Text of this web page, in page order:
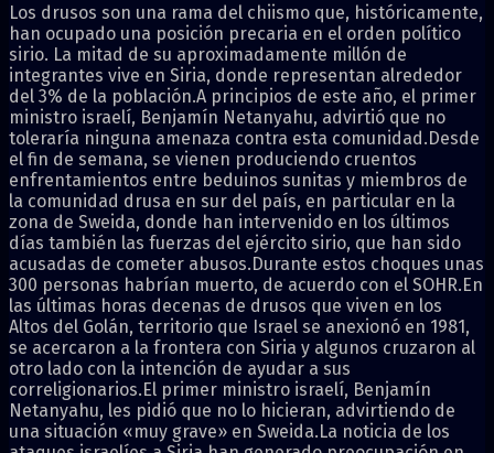
Los drusos son una rama del chiismo que, históricamente,
han ocupado una posición precaria en el orden político
sirio. La mitad de su aproximadamente millón de
integrantes vive en Siria, donde representan alrededor
del 3% de la población.A principios de este año, el primer
ministro israelí, Benjamín Netanyahu, advirtió que no
toleraría ninguna amenaza contra esta comunidad.Desde
el fin de semana, se vienen produciendo cruentos
enfrentamientos entre beduinos sunitas y miembros de
la comunidad drusa en sur del país, en particular en la
zona de Sweida, donde han intervenido en los últimos
días también las fuerzas del ejército sirio, que han sido
acusadas de cometer abusos.Durante estos choques unas
300 personas habrían muerto, de acuerdo con el SOHR.En
las últimas horas decenas de drusos que viven en los
Altos del Golán, territorio que Israel se anexionó en 1981,
se acercaron a la frontera con Siria y algunos cruzaron al
otro lado con la intención de ayudar a sus
correligionarios.El primer ministro israelí, Benjamín
Netanyahu, les pidió que no lo hicieran, advirtiendo de
una situación «muy grave» en Sweida.La noticia de los